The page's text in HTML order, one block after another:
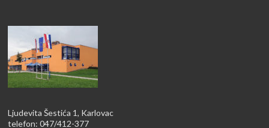
Ljudevita Šestića 1, Karlovac
telefon: 047/412-377